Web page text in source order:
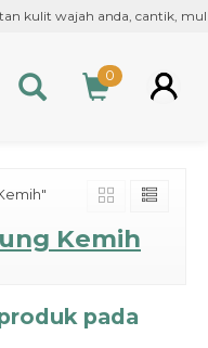
kulit wajah anda, cantik,
0
Kemih
pada